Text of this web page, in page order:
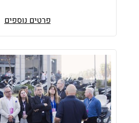
פרטים נוספים